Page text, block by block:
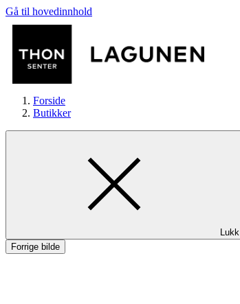
Gå til hovedinnhold
Butikker
Mat og drikke
Forside
Butikker
Lukk
Forrige bilde